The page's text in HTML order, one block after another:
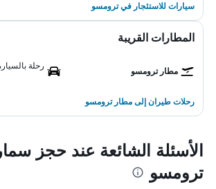
سيارات للاستئجار في ترومسو
المطارات القريبة
مطار ترومسو
رحلة بالسيارة إلى 10
رحلات طيران إلى مطار ترومسو
الأسئلة الشائعة عند حجز
ترومسو